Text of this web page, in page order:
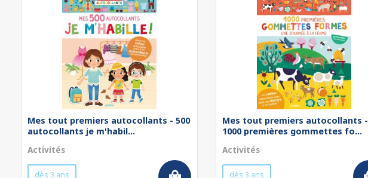
Mes tout premiers autocollants - 500
autocollants je m'habil...
Activités
dès 3 ans
Mes tout premiers autocollants -
1000 premières gommettes fo...
Activités
dès 3 ans